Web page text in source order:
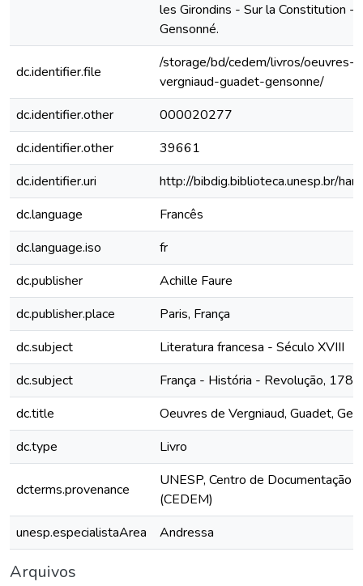
les Girondins - Sur la Constitution -
Gensonné.
dc.identifier.file
/storage/bd/cedem/livros/oeuvres-
vergniaud-guadet-gensonne/
dc.identifier.other
000020277
dc.identifier.other
39661
dc.identifier.uri
http://bibdig.biblioteca.unesp.br/
dc.language
Francês
dc.language.iso
fr
dc.publisher
Achille Faure
dc.publisher.place
Paris, França
dc.subject
Literatura francesa - Século XVIII
dc.subject
França - História - Revolução,
dc.title
Oeuvres de Vergniaud, Guadet,
dc.type
Livro
dcterms.provenance
UNESP, Centro de Documentação
(CEDEM)
unesp.especialistaArea
Andressa
Arquivos